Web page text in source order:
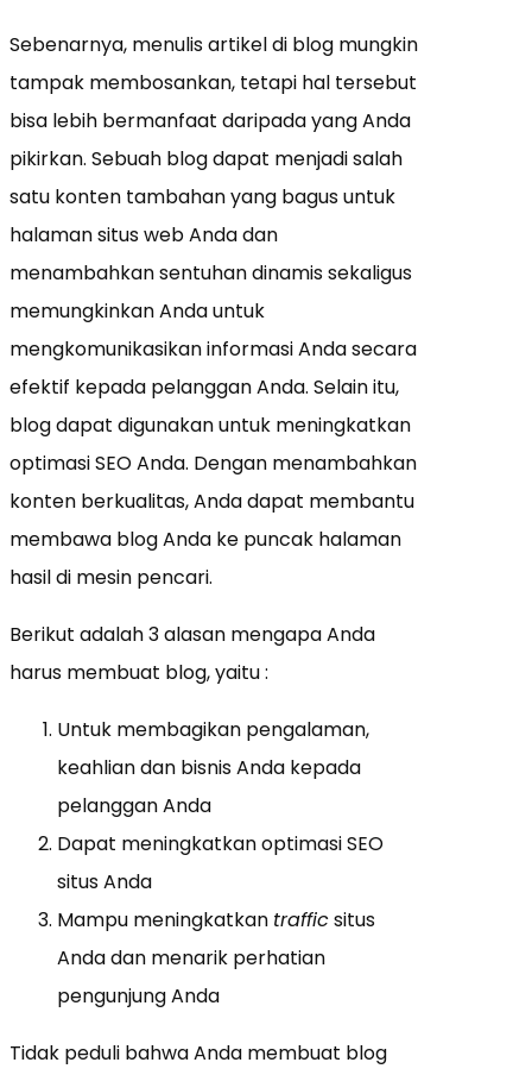
Sebenarnya, menulis artikel di blog mungkin
tampak membosankan, tetapi hal tersebut
bisa lebih bermanfaat daripada yang Anda
pikirkan. Sebuah blog dapat menjadi salah
satu konten tambahan yang bagus untuk
halaman situs web Anda dan
menambahkan sentuhan dinamis sekaligus
memungkinkan Anda untuk
mengkomunikasikan informasi Anda secara
efektif kepada pelanggan Anda. Selain itu,
blog dapat digunakan untuk meningkatkan
optimasi SEO Anda. Dengan menambahkan
konten berkualitas, Anda dapat membantu
membawa blog Anda ke puncak halaman
hasil di mesin pencari.
Berikut adalah 3 alasan mengapa Anda
harus membuat blog, yaitu :
Untuk membagikan pengalaman,
keahlian dan bisnis Anda kepada
pelanggan Anda
Dapat meningkatkan optimasi SEO
situs Anda
Mampu meningkatkan trafficsitus
Anda dan menarik perhatian
pengunjung Anda
Tidak peduli bahwa Anda membuat blog